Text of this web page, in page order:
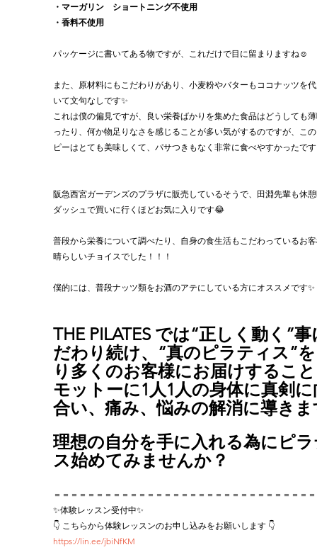
・マーガリン　ショートニング不使用
・香料不使用
パッケージに書いてある物ですが、これだけで目に留まりますね☺️
また、原材料にもこだわりがあり、小麦粉やバターもココナッツを
いて文句なしです✨
これは僕の偏見ですが、良い栄養ばかりを集めた食品はどうしても
ったり、何か物足りなさを感じることが多い気がするのですが、こ
ピーはとても美味しくて、パサつきもなく非常に食べやすかったで
阪急西宮ガーデンズのプラザに販売しているそうで、田淵先輩も休
ダッシュで買いに行くほどお気に入りです😂
普段から栄養について調べたり、自身の食生活もこだわっているお
晴らしいチョイスでした！！！
僕的には、普段ナッツ類をお酒のアテにしている方にオススメです✨
THE PILATES では“正しく動く”
だわり続け、“真のピラティス”
り多くのお客様にお届けするこ
モットーに1人1人の身体に真剣
合い、痛み、悩みの解消に導きま
理想の自分を手に入れる為にピ
ス始めてみませんか？
＝＝＝＝＝＝＝＝＝＝＝＝＝＝＝＝＝＝＝＝＝＝＝＝＝＝＝＝＝＝
✨体験レッスン受付中✨
👇 こちらから体験レッスンのお申し込みをお願いします 👇
https://lin.ee/jbiNfKM